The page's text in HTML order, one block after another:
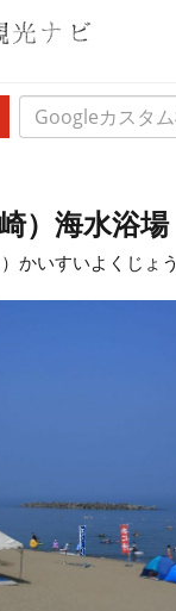
）海水浴場
かいすいよくじょう